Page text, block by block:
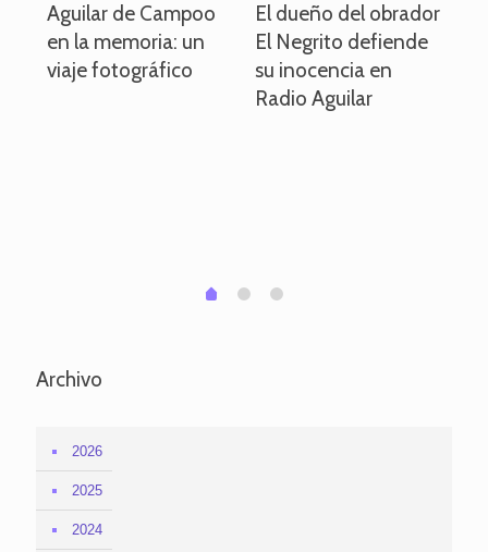
Aguilar de Campoo
en la memoria: un
viaje fotográfico
El dueño del obrador
El Negrito defiende
su inocencia en
Radio Aguilar
0 1 2
Archivo
2026
2025
2024